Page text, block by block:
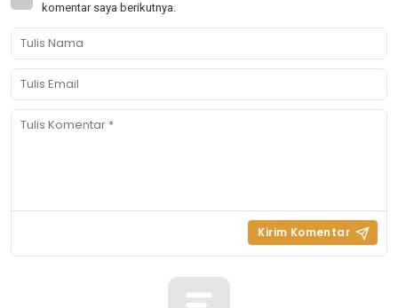
komentar saya berikutnya.